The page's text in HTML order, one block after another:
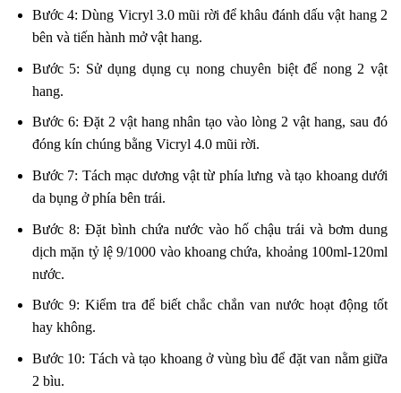
Bước 4: Dùng Vicryl 3.0 mũi rời để khâu đánh dấu vật hang 2
bên và tiến hành mở vật hang.
Bước 5: Sử dụng dụng cụ nong chuyên biệt để nong 2 vật
hang.
Bước 6: Đặt 2 vật hang nhân tạo vào lòng 2 vật hang, sau đó
đóng kín chúng bằng Vicryl 4.0 mũi rời.
Bước 7: Tách mạc dương vật từ phía lưng và tạo khoang dưới
da bụng ở phía bên trái.
Bước 8: Đặt bình chứa nước vào hố chậu trái và bơm dung
dịch mặn tỷ lệ 9/1000 vào khoang chứa, khoảng 100ml-120ml
nước.
Bước 9: Kiểm tra để biết chắc chắn van nước hoạt động tốt
hay không.
Bước 10: Tách và tạo khoang ở vùng bìu để đặt van nằm giữa
2 bìu.